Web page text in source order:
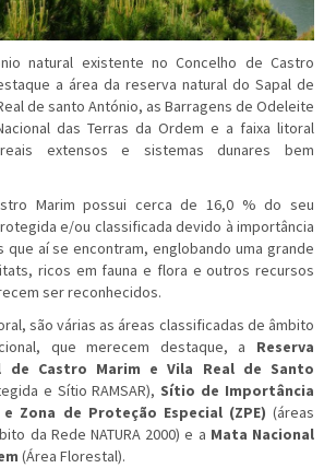
natural existente no Concelho de Castro
a área da reserva natural do Sapal de
de santo António, as Barragens de Odeleite
das Terras da Ordem e a faixa litoral
extensos e sistemas dunares bem
Marim possui cerca de 16,0 % do seu
e/ou classificada devido à importância
que aí se encontram, englobando uma grande
ricos em fauna e flora e outros recursos
ser reconhecidos.
são várias as áreas classificadas de âmbito
que merecem destaque, a Reserva
de Castro Marim e Vila Real de Santo
e Sítio RAMSAR), Sítio de Importância
e Zona de Proteção Especial (ZPE) (áreas
da Rede NATURA 2000) e a Mata Nacional
(Área Florestal).